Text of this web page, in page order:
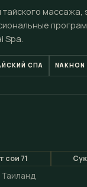
тайского массажа,
Spa.
СПА NAKHON
сои 71
Таиланд